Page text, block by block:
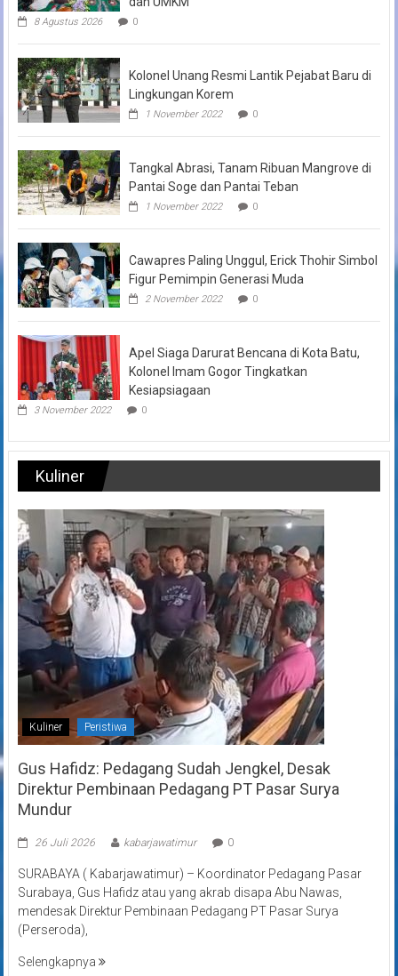
8 Agustus 2026 0
Kolonel Unang Resmi Lantik Pejabat Baru di
Lingkungan Korem
1 November 2022 0
Tangkal Abrasi, Tanam Ribuan Mangrove di
Pantai Soge dan Pantai Teban
1 November 2022 0
Cawapres Paling Unggul, Erick Thohir Simbol
Figur Pemimpin Generasi Muda
2 November 2022 0
Apel Siaga Darurat Bencana di Kota Batu,
Kolonel Imam Gogor Tingkatkan
Kesiapsiagaan
3 November 2022 0
Kuliner
Kuliner Peristiwa
Gus Hafidz: Pedagang Sudah Jengkel, Desak
Direktur Pembinaan Pedagang PT Pasar Surya
Mundur
26 Juli 2026 kabarjawatimur 0
SURABAYA ( Kabarjawatimur) – Koordinator Pedagang Pasar
Surabaya, Gus Hafidz atau yang akrab disapa Abu Nawas,
mendesak Direktur Pembinaan Pedagang PT Pasar Surya
(Perseroda),
Selengkapnya